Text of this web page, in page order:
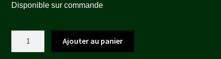
initial
17,00 €.
actuel
15,30 €.
Disponible sur commande
Ajouter au panier